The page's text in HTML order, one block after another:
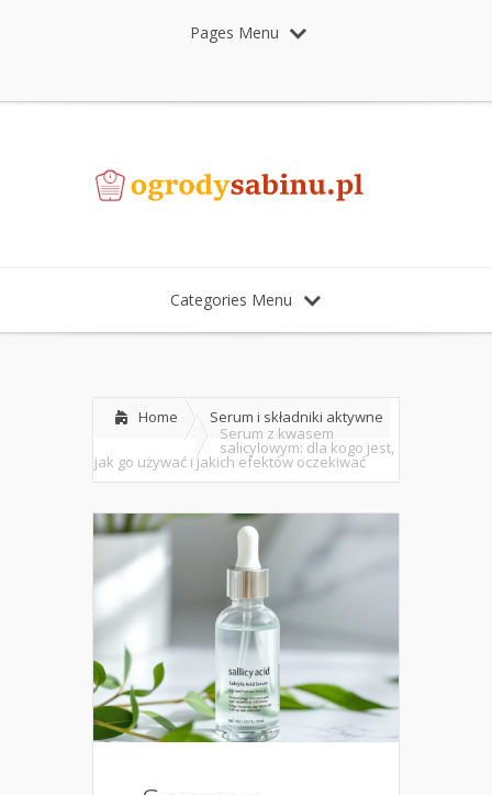
Pages Menu
Categories Menu
Home
Serum i składniki aktywne
Serum z kwasem
salicylowym: dla kogo jest,
jak go używać i jakich efektów oczekiwać